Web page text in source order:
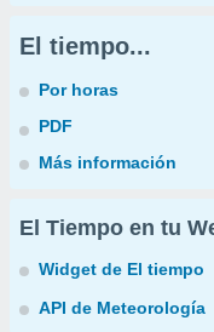
El tiempo...
Por horas
PDF
Más información
El Tiempo en tu
Widget de El tiempo
API de Meteorología